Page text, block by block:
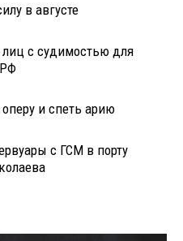
в августе
с судимостью для
и спеть арию
с ГСМ в порту